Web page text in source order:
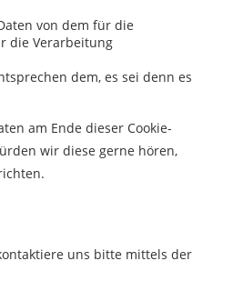
von dem für die
die Verarbeitung
dem, es sei denn es
am Ende dieser Cookie-
wir diese gerne hören,
uns bitte mittels der